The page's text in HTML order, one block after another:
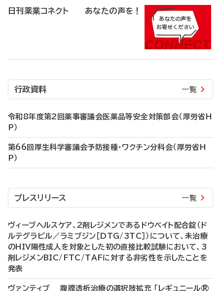
日刊薬業コネクト あなたの声を！
行政資料 一覧
令和8年度第2回薬事審議会医薬品等安全対策部会（厚労省H
P）
第66回厚生科学審議会予防接種・ワクチン分科会（厚労省H
P）
プレスリリース 一覧
ヴィーブヘルスケア、2剤レジメンであるドウベイト配合錠（ド
ルテグラビル／ラミブジン［DTG/3TC］）について、未治療
のHIV陽性成人を対象とした初の直接比較試験において、3
剤レジメンBIC/FTC/TAFに対する非劣性を示したことを
発表
ヴァンティブ 腹膜透析治療の選択肢拡充 「レギュニール®